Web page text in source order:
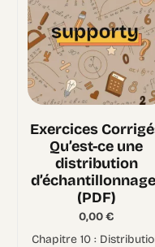
Exercices
Qu’est-ce une
distribution
(PDF)
0,00€
Chapitre 10 :